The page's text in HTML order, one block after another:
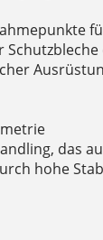
das
hohe